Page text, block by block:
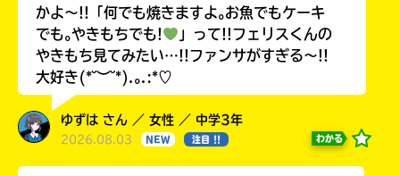
かよ〜!!「何でも焼きますよ｡お魚でもケーキ
でも｡やきもちでも!
」って!!フェリスくんの
やきもち見てみたい…!!ファンサがすぎる〜!!
大好き(*˘︶˘*).｡.:*♡
ゆずは さん ／ 女性 ／ 中学3年
2026.08.03 NEW 注目 !! わかる